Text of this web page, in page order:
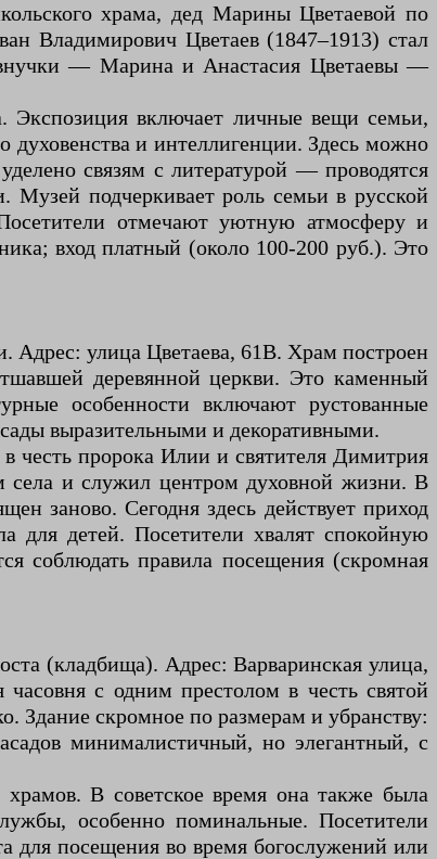
храма, дед Марины Цветаевой по
Владимирович Цветаев (1847–1913) стал
— Марина и Анастасия Цветаевы —
Экспозиция включает личные вещи семьи,
и интеллигенции. Здесь можно
связям с литературой — проводятся
Музей подчеркивает роль семьи в русской
отмечают уютную атмосферу и
вход платный (около 100-200 руб.). Это
Адрес: улица Цветаева, 61В. Храм построен
деревянной церкви. Это каменный
особенности включают рустованные
выразительными и декоративными.
честь пророка Илии и святителя Димитрия
села и служил центром духовной жизни. В
заново. Сегодня здесь действует приход
для детей. Посетители хвалят спокойную
соблюдать правила посещения (скромная
(кладбища). Адрес: Варваринская улица,
с одним престолом в честь святой
Здание скромное по размерам и убранству:
минималистичный, но элегантный, с
В советское время она также была
особенно поминальные. Посетители
для посещения во время богослужений или